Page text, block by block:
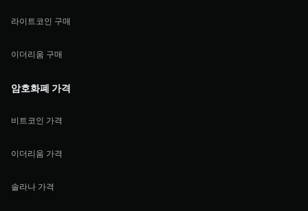
라이트코인 구매
이더리움 구매
암호화폐 가격
비트코인 가격
이더리움 가격
솔라나 가격